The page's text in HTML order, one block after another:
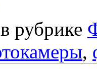
рубрике
,